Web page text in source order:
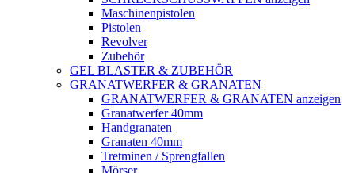
Maschinenpistolen
Pistolen
Revolver
Zubehör
GEL BLASTER & ZUBEHÖR
GRANATWERFER & GRANATEN
GRANATWERFER & GRANATEN anzeigen
Granatwerfer 40mm
Handgranaten
Granaten 40mm
Tretminen / Sprengfallen
Mörser